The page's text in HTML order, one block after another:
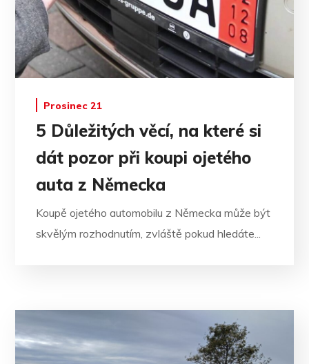
Prosinec 21
5 Důležitých věcí, na které si
dát pozor při koupi ojetého
auta z Německa
Koupě ojetého automobilu z Německa může být
skvělým rozhodnutím, zvláště pokud hledáte...